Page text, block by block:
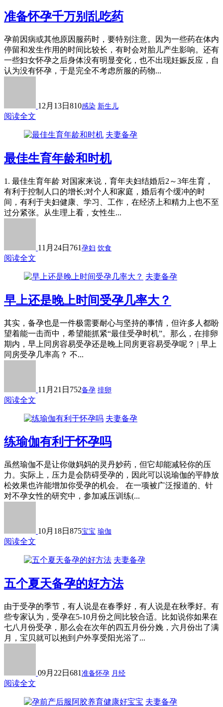
准备怀孕千万别乱吃药
孕前因病或其他原因服药时，要特别注意。因为一些药在体内
停留和发生作用的时间比较长，有时会对胎儿产生影响。还有
一些妇女怀孕之后身体没有明显变化，也不出现妊娠反应，自
认为没有怀孕，于是完全不考虑所服的药物...
12月13日 810感染 新生儿
阅读全文
夫妻备孕
最佳生育年龄和时机
1. 最佳生育年龄 对国家来说，育年夫妇结婚后2～3年生育，
有利于控制人口的增长;对个人和家庭，婚后有个缓冲的时
间，有利于夫妇健康、学习、工作，在经济上和精力上也不至
过分紧张。从生理上看，女性生...
11月24日 761 孕妇 饮食
阅读全文
夫妻备孕
早上还是晚上时间受孕几率大？
其实，备孕也是一件极需要耐心与坚持的事情，但许多人都盼
望着能一击而中，希望能抓紧“最佳受孕时机”。那么，在排卵
期内，早上同房容易受孕还是晚上同房更容易受孕呢？ | 早上
同房受孕几率高？ 不...
11月21日 752备孕 排卵
阅读全文
夫妻备孕
练瑜伽有利于怀孕吗
虽然瑜伽不是让你做妈妈的灵丹妙药，但它却能减轻你的压
力。实际上，压力是会防碍受孕的，因此可以说瑜伽的平静放
松效果也许能增加你受孕的机会。 在一项被广泛报道的、针
对不孕女性的研究中，参加减压训练(...
10月18日 875宝宝 瑜伽
阅读全文
夫妻备孕
五个夏天备孕的好方法
由于受孕的季节，有人说是在春季好，有人说是在秋季好。有
些专家认为，受孕在5-10月份之间比较合适。比如说你如果在
七八月份受孕，那么会在次年的四五月份分娩，六月份出了满
月，宝贝就可以抱到户外享受阳光浴了...
09月22日 681 准备怀孕 月经
阅读全文
夫妻备孕